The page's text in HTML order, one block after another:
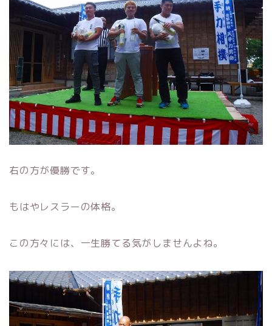
右の方が優勝です。
もはやレスラーの体格。
この方々には、一生勝てる気がしませんよね。